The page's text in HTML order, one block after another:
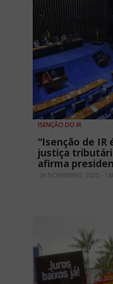
ISENÇÃO DO IR
“Isenção de IR
justiça
afirma
06 NOVEMBRO, 2025 -